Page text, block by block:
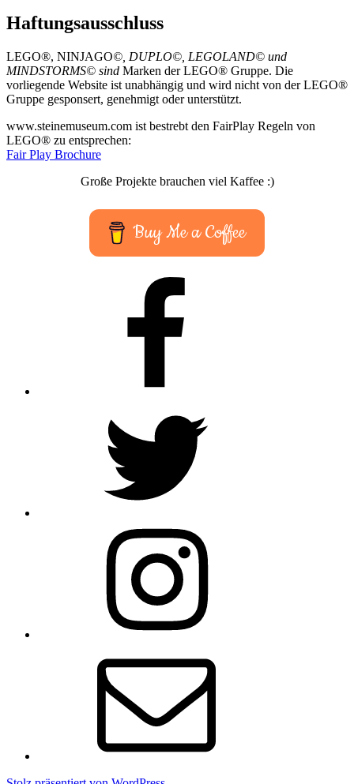
Haftungsausschluss
LEGO®, NINJAGO©, DUPLO©, LEGOLAND© und
MINDSTORMS© sind Marken der LEGO® Gruppe. Die
vorliegende Website ist unabhängig und wird nicht von der LEGO®
Gruppe gesponsert, genehmigt oder unterstützt.
www.steinemuseum.com ist bestrebt den FairPlay Regeln von
LEGO® zu entsprechen:
Fair Play Brochure
Große Projekte brauchen viel Kaffee :)
Buy Me a Coffee